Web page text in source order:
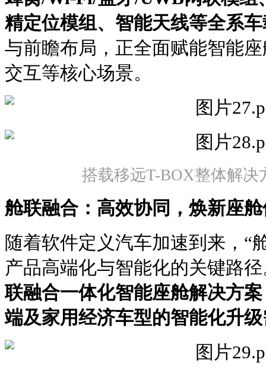
精定位模组、智能天线等全系
与前瞻布局，正全面赋能智能
交互等核心场景。
搭载移远T-BOX整体解决
舱联融合：高效协同，焕新座
随着软件定义汽车加速到来，“
产品高端化与智能化的关键路
联融合一体化智能座舱解决方
端及家用经济车型的智能化升